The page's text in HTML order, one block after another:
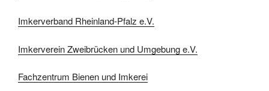
Imkerverband Rheinland-Pfalz e.V.
Imkerverein Zweibrücken und Umgebung e.V.
Fachzentrum Bienen und Imkerei